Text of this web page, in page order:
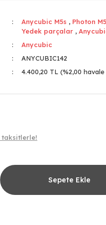
Anycubic M5s , Photon
Yedek parçalar ,
Anycubic
ANYCUBIC142
4.400,20 TL (%2,00
taksitlerle!
Sepete Ekle